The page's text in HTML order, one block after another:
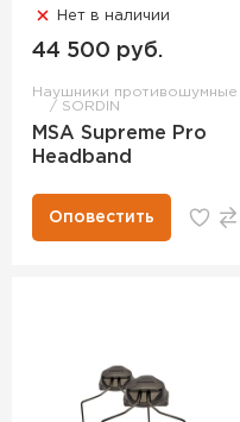
Нет в наличии
44 500 руб.
Наушники противошумные
SORDIN
MSA Supreme Pro
Headband
Оповестить